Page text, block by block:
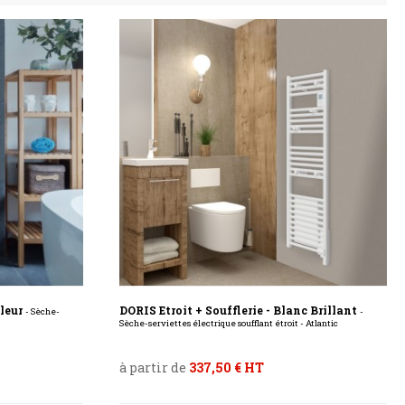
- Sèche- DORIS Etroit + Soufflerie - Blanc Brillant -
Sèche-serviettes électrique soufflant étroit - Atlantic
à partir de 337,50 € HT